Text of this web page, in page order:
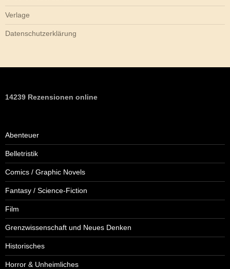
Verlage
Datenschutzerklärung
14239 Rezensionen online
Abenteuer
Belletristik
Comics / Graphic Novels
Fantasy / Science-Fiction
Film
Grenzwissenschaft und Neues Denken
Historisches
Horror & Unheimliches